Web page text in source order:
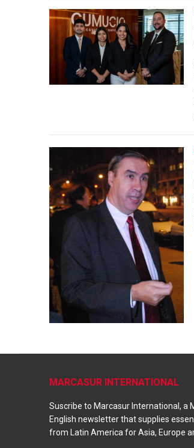
MARCASUR INTERNATIONAL
Suscribe to Marcasur International, a
English newsletter that supplies
from Latin America for Asia, Europe